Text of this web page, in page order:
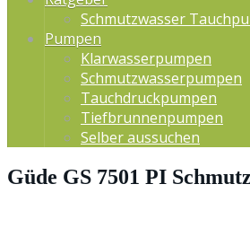
Schmutzwasser
Pumpen
Klarwasserpumpen
Schmutzwasserpumpen
Tauchdruckpumpen
Tiefbrunnenpumpen
Selber aussuchen
Güde GS 7501 PI